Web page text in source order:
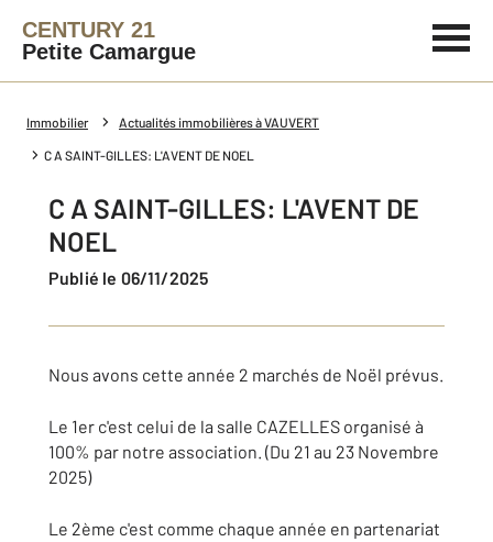
CENTURY 21
Petite Camargue
Immobilier Actualités immobilières à VAUVERT
C A SAINT-GILLES: L'AVENT DE NOEL
C A SAINT-GILLES: L'AVENT DE
NOEL
Publié le 06/11/2025
Nous avons cette année 2 marchés de Noël prévus.
Le 1er c'est celui de la salle CAZELLES organisé à
100% par notre association. (Du 21 au 23 Novembre
2025)
Le 2ème c'est comme chaque année en partenariat